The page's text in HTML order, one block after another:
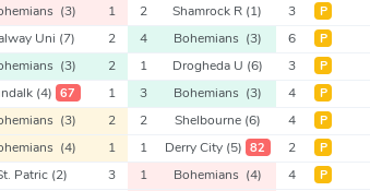
(3) 1 2 Shamrock R (1) 3 Р
Uni (7) 2 4 Bohemians (3) 6 Р
(3) 2 1 Drogheda U (6) 3 Р
(4) 67 1 3 Bohemians (3) 4 Р
(3) 2 2 Shelbourne (6) 4 Р
(4) 1 1 Derry City (5) 82 2 Р
Patric (2) 3 1 Bohemians (4) 4 Р